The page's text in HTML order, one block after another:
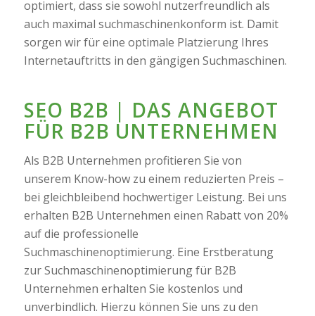
optimiert, dass sie sowohl nutzerfreundlich als
auch maximal suchmaschinenkonform ist. Damit
sorgen wir für eine optimale Platzierung Ihres
Internetauftritts in den gängigen Suchmaschinen.
SEO B2B | DAS ANGEBOT
FÜR B2B UNTERNEHMEN
Als B2B Unternehmen profitieren Sie von
unserem Know-how zu einem reduzierten Preis –
bei gleichbleibend hochwertiger Leistung. Bei uns
erhalten B2B Unternehmen einen Rabatt von 20%
auf die professionelle
Suchmaschinenoptimierung. Eine Erstberatung
zur Suchmaschinenoptimierung für B2B
Unternehmen erhalten Sie kostenlos und
unverbindlich. Hierzu können Sie uns zu den